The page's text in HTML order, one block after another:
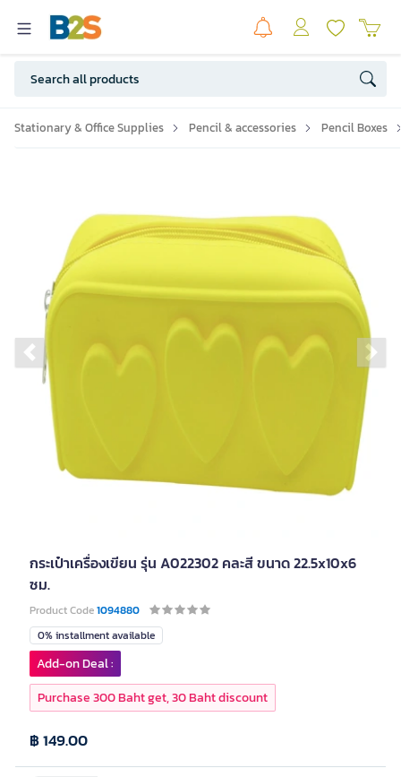
Stationary & Office Supplies Pencil & accessories Pencil Boxes
Previous slide
กระเป๋าเครื่องเขียน รุ่น A022302 คละสี ขนาด 22.5x10x6
ซม.
Product Code1094880
0% installment available
฿ 149.00
Add-on Deal :
Purchase 300 Baht get, 30 Baht discount